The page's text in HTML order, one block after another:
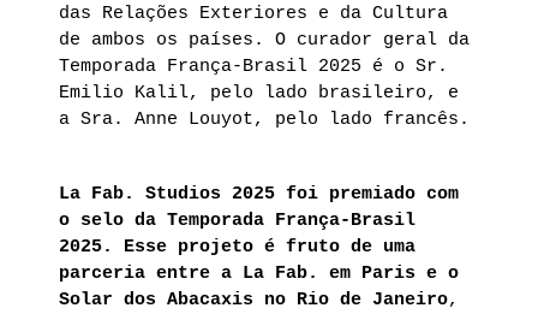
das Relações Exteriores e da Cultura
de ambos os países. O curador geral da
Temporada França-Brasil 2025 é o Sr.
Emilio Kalil, pelo lado brasileiro, e
a Sra. Anne Louyot, pelo lado francês.
La Fab. Studios 2025 foi premiado com
o selo da Temporada França-Brasil
2025. Esse projeto é fruto de uma
parceria entre a La Fab. em Paris e o
Solar dos Abacaxis no Rio de Janeiro,